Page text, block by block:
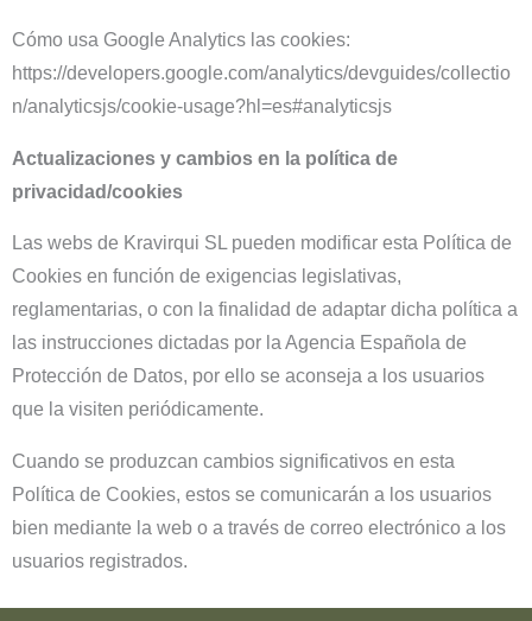
Cómo usa Google Analytics las cookies:
https://developers.google.com/analytics/devguides/collectio
n/analyticsjs/cookie-usage?hl=es#analyticsjs
Actualizaciones y cambios en la política de
privacidad/cookies
Las webs de Kravirqui SL pueden modificar esta Política de
Cookies en función de exigencias legislativas,
reglamentarias, o con la finalidad de adaptar dicha política a
las instrucciones dictadas por la Agencia Española de
Protección de Datos, por ello se aconseja a los usuarios
que la visiten periódicamente.
Cuando se produzcan cambios significativos en esta
Política de Cookies, estos se comunicarán a los usuarios
bien mediante la web o a través de correo electrónico a los
usuarios registrados.